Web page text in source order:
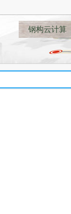
钢构云计算